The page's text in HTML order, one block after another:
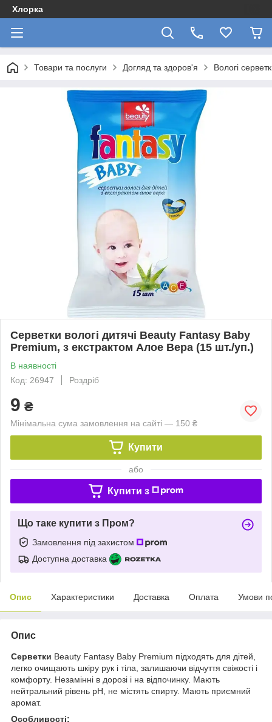
Хлорка
Товари та послуги Догляд та здоров'я Вологі
Серветки вологі дитячі Beauty Fantasy Baby
Premium, з екстрактом Алое Вера (15 шт./уп.)
В наявності
Код: 26947
Роздріб
9 ₴
Мінімальна сума замовлення на сайті — 150 ₴
Купити
або
Купити з
Що таке купити з Пром?
Замовлення під захистом
Доступна доставка
Опис Характеристики Доставка Оплата Умови
Опис
Серветки Beauty Fantasy Baby Premium підходять для дітей,
легко очищають шкіру рук і тіла, залишаючи відчуття свіжості і
комфорту. Незамінні в дорозі і на відпочинку. Мають
нейтральний рівень pH, не містять спирту. Мають приємний
аромат.
Особливості: